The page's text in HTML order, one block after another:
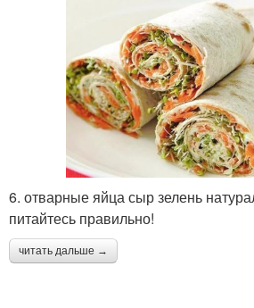
6. отварные яйца сыр зелень
питайтесь правильно!
читать дальше →